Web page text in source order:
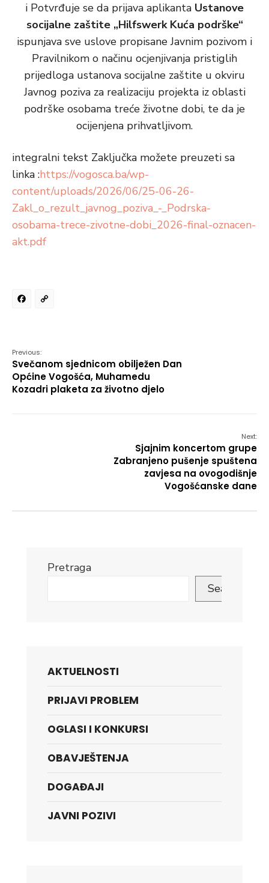
i Potvrđuje se da prijava aplikanta Ustanove
socijalne zaštite „Hilfswerk Kuća podrške“
ispunjava sve uslove propisane Javnim pozivom i
Pravilnikom o načinu ocjenjivanja pristiglih
prijedloga ustanova socijalne zaštite u okviru
Javnog poziva za realizaciju projekta iz oblasti
podrške osobama treće životne dobi, te da je
ocijenjena prihvatljivom.
integralni tekst Zaključka možete preuzeti sa
linka :https://vogosca.ba/wp-
content/uploads/2026/06/25-06-26-
Zakl_o_rezult_javnog_poziva_-_Podrska-
osobama-trece-zivotne-dobi_2026-final-oznacen-
akt.pdf
Facebook
Previous:
Svečanom sjednicom obilježen Dan
Općine Vogošća, Muhamedu
Kozadri plaketa za životno djelo
Next:
Sjajnim koncertom grupe
Zabranjeno pušenje spuštena
zavjesa na ovogodišnje
Vogošćanske dane
Pretraga
Search
AKTUELNOSTI
PRIJAVI PROBLEM
OGLASI I KONKURSI
OBAVJEŠTENJA
DOGAĐAJI
JAVNI POZIVI